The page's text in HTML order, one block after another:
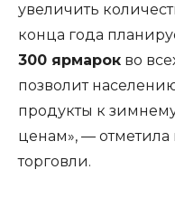
увеличить
конца года
300 ярмарок во
позволит
продукты к
ценам», —
торговли.